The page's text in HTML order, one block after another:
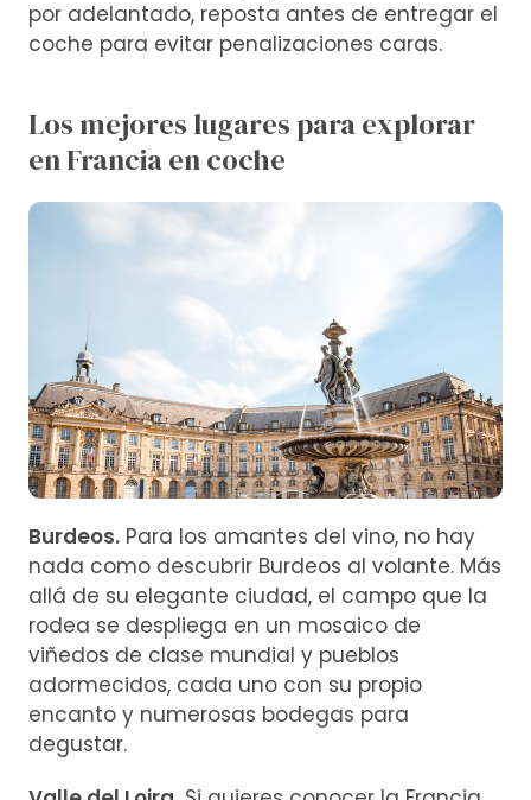
por adelantado, reposta antes de entregar el
coche para evitar penalizaciones caras.
Los mejores lugares para explorar
en Francia en coche
Burdeos. Para los amantes del vino, no hay
nada como descubrir Burdeos al volante. Más
allá de su elegante ciudad, el campo que la
rodea se despliega en un mosaico de
viñedos de clase mundial y pueblos
adormecidos, cada uno con su propio
encanto y numerosas bodegas para
degustar.